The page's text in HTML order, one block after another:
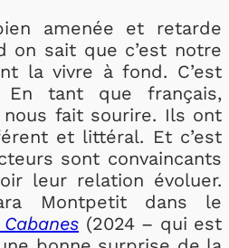
amenée et retarde
on sait que c’est notre
la vivre à fond. C’est
En tant que français,
nous fait sourire. Ils ont
et littéral. Et c’est
sont convaincants
leur relation évoluer.
Montpetit dans le
Cabanes (2024 – qui est